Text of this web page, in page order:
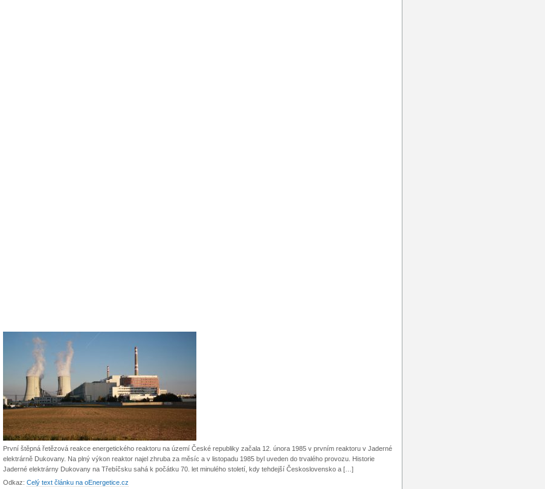
První štěpná řetězová reakce energetického reaktoru na území České republiky začala 12. února 1985 v prvním reaktoru v Jaderné
elektrárně Dukovany. Na plný výkon reaktor najel zhruba za měsíc a v listopadu 1985 byl uveden do trvalého provozu. Historie
Jaderné elektrárny Dukovany na Třebíčsku sahá k počátku 70. let minulého století, kdy tehdejší Československo a […]
Odkaz: Celý text článku na oEnergetice.cz